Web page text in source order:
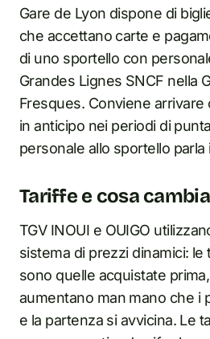
Gare de Lyon dispone di
che accettano carte e
di uno sportello con
Grandes Lignes SNCF nella
Fresques. Conviene arrivare
in anticipo nei periodi di
personale allo sportello parla
Tariffe e cosa
TGV INOUI e OUIGO
sistema di prezzi dinamici: le
sono quelle acquistate
aumentano man mano che i
e la partenza si avvicina. Le